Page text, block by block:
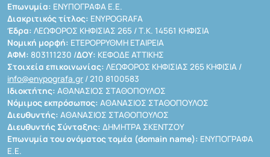
Επωνυμία: ΕΝΥΠΟΓΡΑΦΑ Ε.Ε.
Διακριτικός τίτλος: ENYPOGRAFA
Έδρα: ΛΕΩΦΟΡΟΣ ΚΗΦΙΣΙΑΣ 265 / Τ.Κ. 14561 ΚΗΦΙΣΙΑ
Νομική μορφή: ΕΤΕΡΟΡΡΥΘΜΗ ΕΤΑΙΡΕΙΑ
ΑΦΜ: 803111230 /ΔΟΥ: ΚΕΦΟΔΕ ΑΤΤΙΚΗΣ
Στοιχεία επικοινωνίας: ΛΕΩΦΟΡΟΣ ΚΗΦΙΣΙΑΣ 265 ΚΗΦΙΣΙΑ /
info@enypografa.gr / 210 8100583
Ιδιοκτήτης: ΑΘΑΝΑΣΙΟΣ ΣΤΑΘΟΠΟΥΛΟΣ
Νόμιμος εκπρόσωπος: ΑΘΑΝΑΣΙΟΣ ΣΤΑΘΟΠΟΥΛΟΣ
Διευθυντής: ΑΘΑΝΑΣΙΟΣ ΣΤΑΘΟΠΟΥΛΟΣ
Διευθυντής Σύνταξης: ΔΗΜΗΤΡΑ ΣΚΕΝΤΖΟΥ
Επωνυμία του ονόματος τομέα (domain name): ΕΝΥΠΟΓΡΑΦΑ
Ε.Ε.